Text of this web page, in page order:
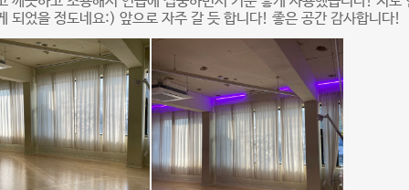
되었을 정도네요:) 앞으로 자주 갈 듯 합니다! 좋은 공간 감사합니다!